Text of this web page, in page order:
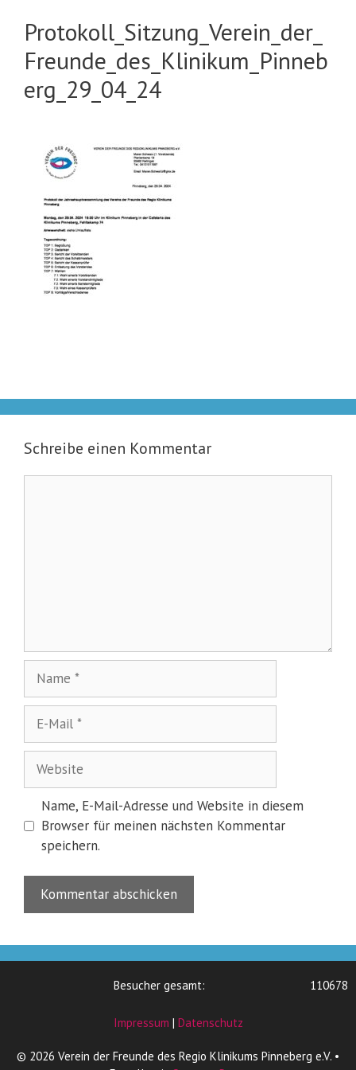
Protokoll_Sitzung_Verein_der_
Freunde_des_Klinikum_Pinneb
erg_29_04_24
Schreibe einen Kommentar
Mail
Name, E-Mail-Adresse und Website in diesem
Browser für meinen nächsten Kommentar
speichern.
110678
Besucher gesamt:
Impressum | Datenschutz
© 2026 Verein der Freunde des Regio Klinikums Pinneberg e.V. •